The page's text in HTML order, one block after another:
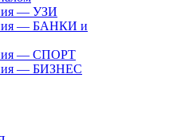
— УЗИ
— БАНКИ и
— СПОРТ
— БИЗНЕС